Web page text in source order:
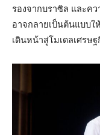
รองจากบราซิล และค
อาจกลายเป็นต้นแบบ
เดินหน้าสู่โมเดลเศรษ